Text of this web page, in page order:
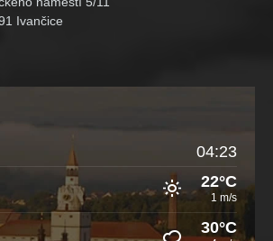
Ivančice
04:23
22°C
1 m/s
30°C